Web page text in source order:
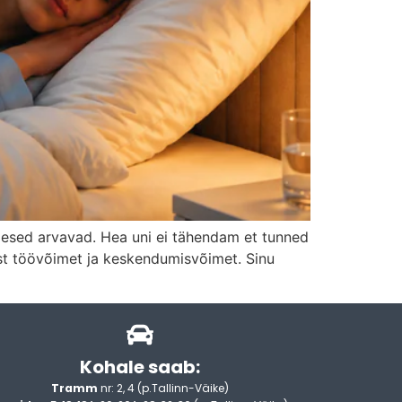
arvavad. Hea uni ei tähendam et tunned
töövõimet ja keskendumisvõimet. Sinu
Kohale saab:
Tramm nr: 2, 4 (p.Tallinn-Väike)